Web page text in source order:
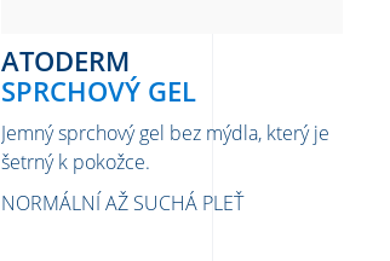
ATODERM
SPRCHOVÝ GEL
Jemný sprchový gel bez mýdla, který je
šetrný k pokožce.
NORMÁLNÍ AŽ SUCHÁ PLEŤ